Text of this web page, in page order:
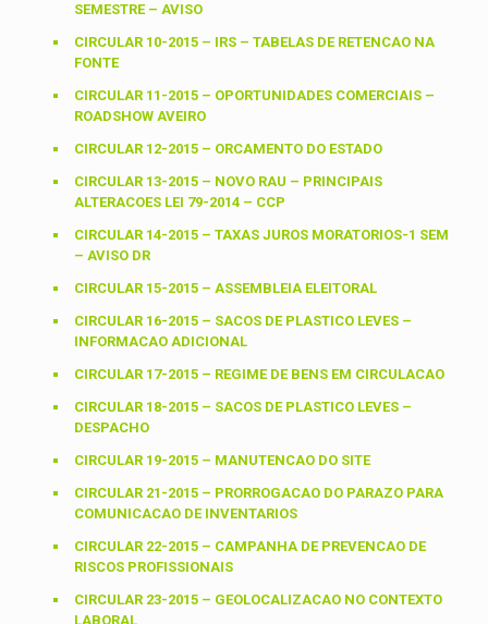
SEMESTRE – AVISO
CIRCULAR 10-2015 – IRS – TABELAS DE RETENCAO NA
FONTE
CIRCULAR 11-2015 – OPORTUNIDADES COMERCIAIS –
ROADSHOW AVEIRO
CIRCULAR 12-2015 – ORCAMENTO DO ESTADO
CIRCULAR 13-2015 – NOVO RAU – PRINCIPAIS
ALTERACOES LEI 79-2014 – CCP
CIRCULAR 14-2015 – TAXAS JUROS MORATORIOS-1 SEM
– AVISO DR
CIRCULAR 15-2015 – ASSEMBLEIA ELEITORAL
CIRCULAR 16-2015 – SACOS DE PLASTICO LEVES –
INFORMACAO ADICIONAL
CIRCULAR 17-2015 – REGIME DE BENS EM CIRCULACAO
CIRCULAR 18-2015 – SACOS DE PLASTICO LEVES –
DESPACHO
CIRCULAR 19-2015 – MANUTENCAO DO SITE
CIRCULAR 21-2015 – PRORROGACAO DO PARAZO PARA
COMUNICACAO DE INVENTARIOS
CIRCULAR 22-2015 – CAMPANHA DE PREVENCAO DE
RISCOS PROFISSIONAIS
CIRCULAR 23-2015 – GEOLOCALIZACAO NO CONTEXTO
LABORAL